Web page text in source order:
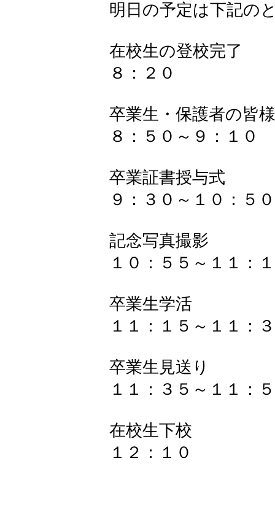
明日の予定は下記の
在校生の登校完了
８：２０
卒業生・保護者の皆
８：５０～９：１０
卒業証書授与式
９：３０～１０：５０
記念写真撮影
１０：５５～１１：
卒業生学活
１１：１５～１１：
卒業生見送り
１１：３５～１１：
在校生下校
１２：１０